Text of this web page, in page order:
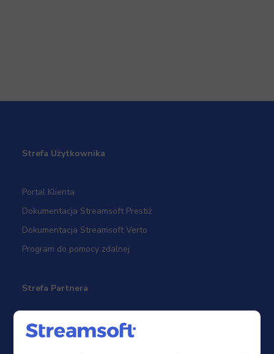
Strefa Użytkownika
Portal Klienta
Dokumentacja Streamsoft Prestiż
Dokumentacja Streamsoft Verto
Program do pomocy zdalnej
Strefa Partnera
Sieć sprzedaży